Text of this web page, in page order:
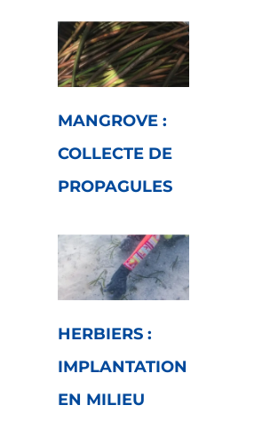
MANGROVE :
COLLECTE DE
PROPAGULES
HERBIERS :
IMPLANTATION
EN MILIEU